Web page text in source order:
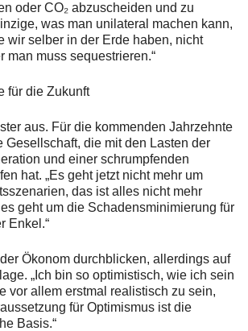
oder CO₂ abzuscheiden und zu
was man unilateral machen kann,
wir selber in der Erde haben, nicht
man muss sequestrieren.“
für die Zukunft
aus. Für die kommenden Jahrzehnte
Gesellschaft, die mit den Lasten der
und einer schrumpfenden
hat. „Es geht jetzt nicht mehr um
das ist alles nicht mehr
geht um die Schadensminimierung für
Enkel.“
Ökonom durchblicken, allerdings auf
„Ich bin so optimistisch, wie ich sein
vor allem erstmal realistisch zu sein,
für Optimismus ist die
Basis.“